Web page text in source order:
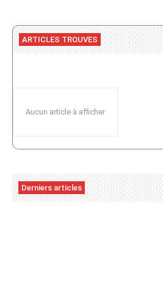
ARTICLES TROUVES
Aucun article à afficher
Derniers articles